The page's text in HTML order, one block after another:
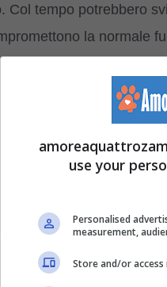
tempo potrebbero
la normale
dei cristalli. Ma
alle vie urinarie e in
, la causa che resta è
un viaggioo ancora
use your
Personalised
measurement,
Store and/or